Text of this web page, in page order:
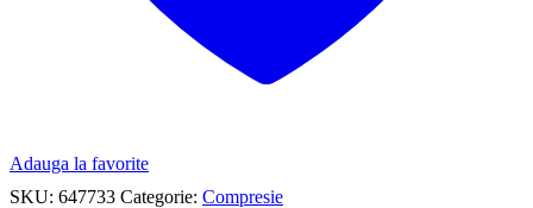
Adauga la favorite
SKU: 647733 Categorie: Compresie